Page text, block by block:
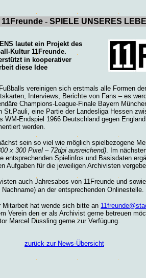
- SPIELE UNSERES
lautet ein Projekt des
Kultur 11Freunde.
in kooperativer
diese Idee
vereinigen sich erstmals alle Formen
Interviews, Berichte von Fans – es
Champions-League-Finale Bayern
St.Pauli, eine Partie der Landesliga Hessen
WM-Endspiel 1966 Deutschland gegen
werden.
sein so viel wie möglich spielbezogene
x 300 Pixel – 72dpi ausreichend). Im
entsprechenden Spielinfos und Basisdaten
Aufgaben für die jeweiligen Archivisten
auch Jahresabos von 11Freunde und
an der entsprechenden Onlinestelle.
hat wende sich bitte an
Verein den er als Archivist gerne betreuen
Marcel Dussling gerne zur Verfügung.
zurück zur News-Übersicht